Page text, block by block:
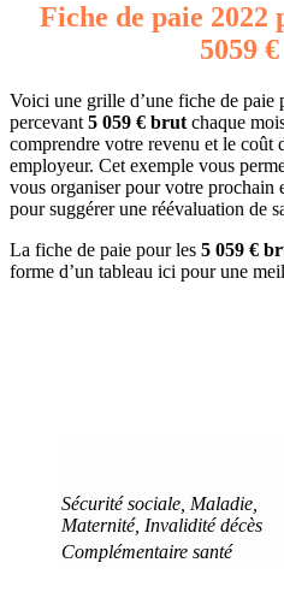
Fiche de paie 2022
5059
Voici une grille d’une fiche de paie
percevant 5 059 € brut chaque
comprendre votre revenu et le coût
employeur. Cet exemple vous
vous organiser pour votre prochain
pour suggérer une réévaluation de
La fiche de paie pour les 5 059 €
forme d’un tableau ici pour une
Sécurité sociale, Maladie,
Maternité, Invalidité décès
Complémentaire santé